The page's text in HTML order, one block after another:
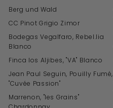
Berg und Wald
CC Pinot Grigio Zimor
Bodegas Vegalfaro, Rebel.lia
Blanco
Finca los Aljibes, "VA" Blanco
Jean Paul Seguin, Pouilly Fumé,
"Cuvée Passion"
Marrenon, "les Grains"